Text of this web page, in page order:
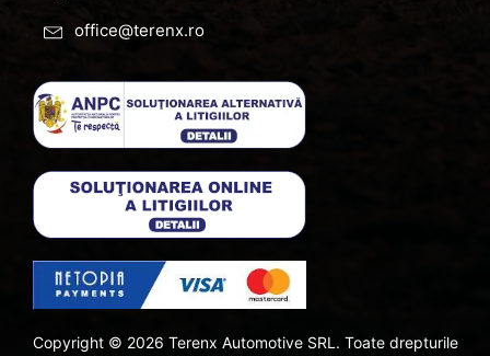
office@terenx.ro
Copyright © 2026 Terenx Automotive SRL. Toate drepturile